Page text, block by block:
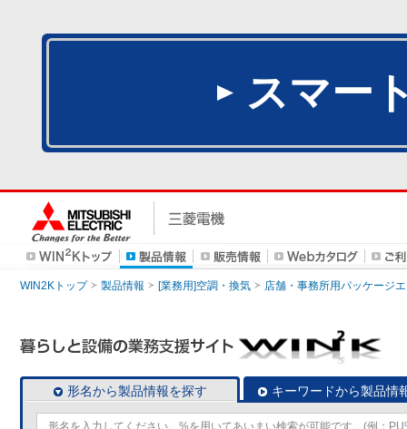
スマー
WIN2Kトップ 製品情報 [業務用]空調・換気 店舗・事務所用パッケージ
形名から製品情報を探す キーワードから製品情